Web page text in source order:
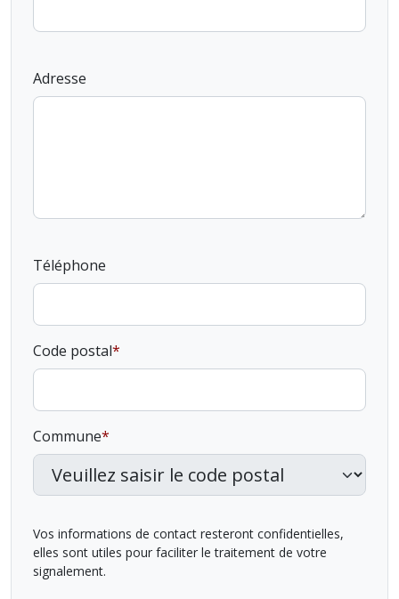
Adresse
Téléphone
Code postal
Commune
Vos informations de contact resteront confidentielles,
elles sont utiles pour faciliter le traitement de votre
signalement.